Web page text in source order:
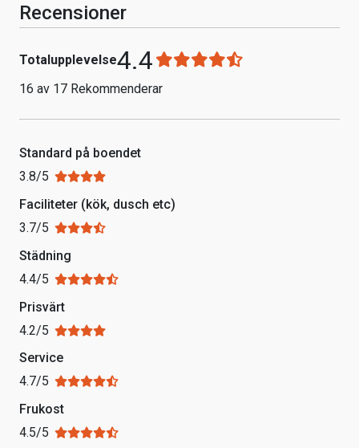
Recensioner
Totalupplevelse4.4
16 av 17 Rekommenderar
Standard på boendet
3.8/5
Faciliteter (kök, dusch etc)
3.7/5
Städning
4.4/5
Prisvärt
4.2/5
Service
4.7/5
Frukost
4.5/5